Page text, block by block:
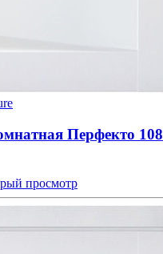
Перфекто 108
просмотр